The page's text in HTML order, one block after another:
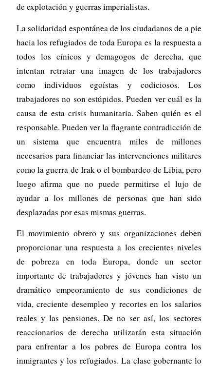
de explotación y guerras imperialistas.
La solidaridad espontánea de los ciudadanos de a pie
hacia los refugiados de toda Europa es la respuesta a
todos los cínicos y demagogos de derecha, que
intentan retratar una imagen de los trabajadores
como individuos egoístas y codiciosos. Los
trabajadores no son estúpidos. Pueden ver cuál es la
causa de esta crisis humanitaria. Saben quién es el
responsable. Pueden ver la flagrante contradicción de
un sistema que encuentra miles de millones
necesarios para financiar las intervenciones militares
como la guerra de Irak o el bombardeo de Libia, pero
luego afirma que no puede permitirse el lujo de
ayudar a los millones de personas que han sido
desplazadas por esas mismas guerras.
El movimiento obrero y sus organizaciones deben
proporcionar una respuesta a los crecientes niveles
de pobreza en toda Europa, donde un sector
importante de trabajadores y jóvenes han visto un
dramático empeoramiento de sus condiciones de
vida, creciente desempleo y recortes en los salarios
reales y las pensiones. De no ser así, los sectores
reaccionarios de derecha utilizarán esta situación
para enfrentar a los pobres de Europa contra los
inmigrantes y los refugiados. La clase gobernante lo